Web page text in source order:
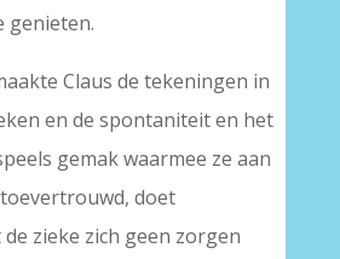
genieten.
Claus de tekeningen in
en de spontaniteit en het
gemak waarmee ze aan
doet
zieke zich geen zorgen